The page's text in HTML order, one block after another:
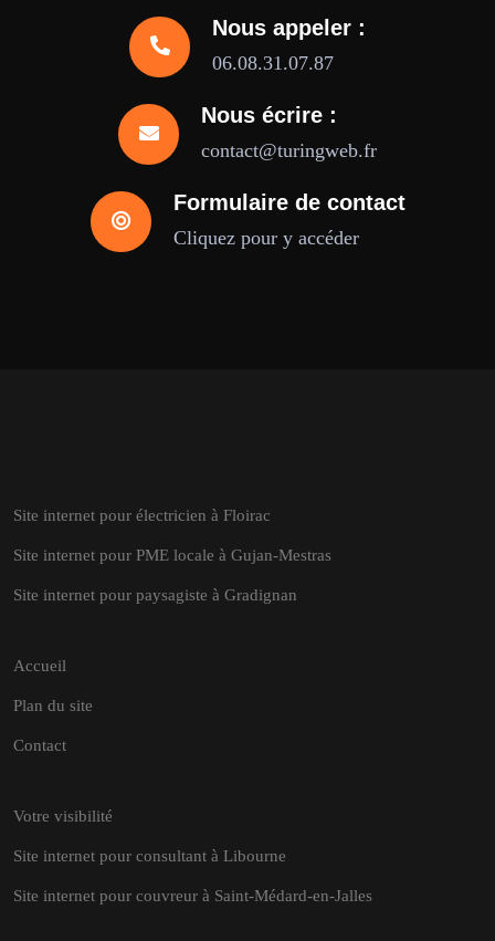
Nous appeler :
06.08.31.07.87
Nous écrire :
contact@turingweb.fr
Formulaire de contact
Cliquez pour y accéder
Site internet pour électricien à Floirac
Site internet pour PME locale à Gujan-Mestras
Site internet pour paysagiste à Gradignan
Accueil
Plan du site
Contact
Votre visibilité
Site internet pour consultant à Libourne
Site internet pour couvreur à Saint-Médard-en-Jalles